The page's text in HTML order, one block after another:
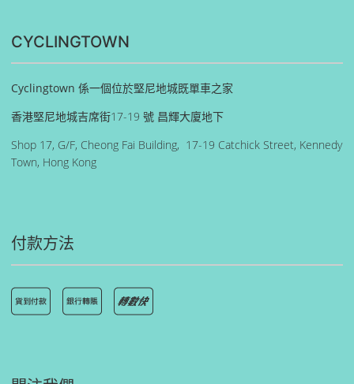
CYCLINGTOWN
Cyclingtown 係一個位於堅尼地城既單車之家
香港堅尼地城吉席街17-19 號 昌輝大廈地下
Shop 17, G/F, Cheong Fai Building, 17-19 Catchick Street, Kennedy
Town, Hong Kong
付款方法